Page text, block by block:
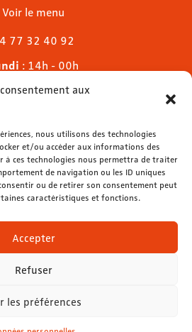
aux
nous utilisons des technologies
et/ou accéder aux informations des
à ces technologies nous permettra de traiter
de navigation ou les ID uniques
ou de retirer son consentement peut
caractéristiques et fonctions.
Accepter
Refuser
les préférences
Voir le menu
77 32 40 92
: 14h - 00h
: 11h - 00h
77 32 32 01